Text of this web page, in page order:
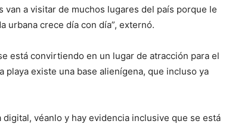
a visitar de muchos lugares del país porque le
urbana crece día con día”, externó.
está convirtiendo en un lugar de atracción para el
existe una base alienígena, que incluso ya
véanlo y hay evidencia inclusive que se está